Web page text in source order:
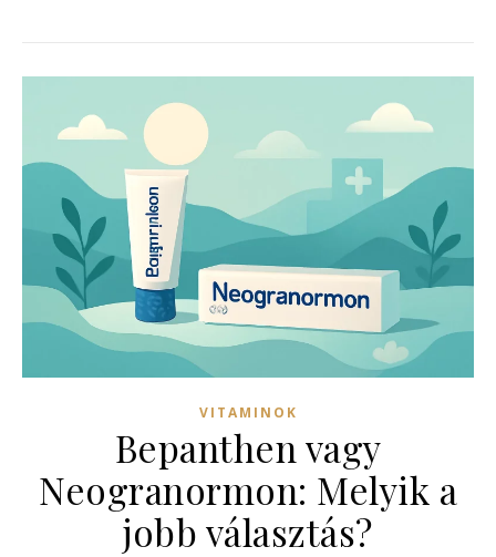
VITAMINOK
Bepanthen vagy
Neogranormon: Melyik a
jobb választás?